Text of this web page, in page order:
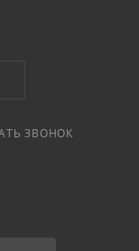
что значительно
ЗВОНОК